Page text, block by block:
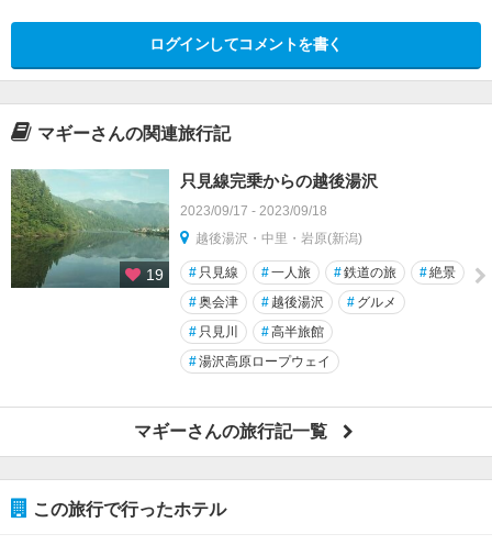
ログインしてコメントを書く
マギーさんの関連旅行記
19
只見線完乗からの越後湯沢
2023/09/17 - 2023/09/18
越後湯沢・中里・岩原(新潟)
# 只見線 #一人旅 #鉄道の旅 #絶景
#奥会津 # 越後湯沢 # グルメ
# 只見川 #高半旅館
#湯沢高原ロープウェイ
マギーさんの旅行記一覧
この旅行で行ったホテル